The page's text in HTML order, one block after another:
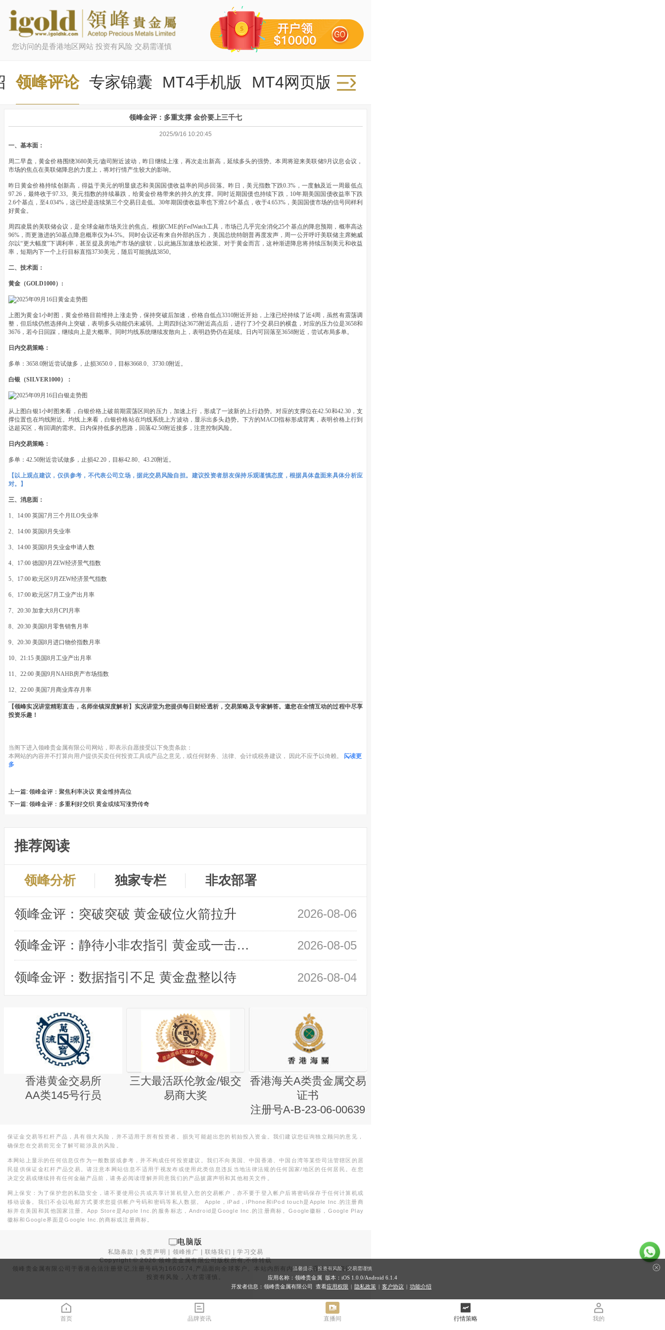
您访问的是香港地区网站 投资有风险 交易需谨慎
领峰评论 专家锦囊 MT4手机版 MT4网页版
领峰金评：多重支撑 金价要上三千七
2025/9/16 10:20:45
一、基本面：
周二早盘，黄金价格围绕3680美元/盎司附近波动，昨日继续上涨，再次走出新高，延续多头的强势。本周将迎来美联储9月议息会议，
市场的焦点在美联储降息的力度上，将对行情产生较大的影响。
昨日黄金价格持续创新高，得益于美元的明显疲态和美国国债收益率的同步回落。昨日，美元指数下跌0.3%，一度触及近一周最低点
97.26，最终收于97.33。美元指数的持续暴跌，给黄金价格带来的持久的支撑。同时近期国债也持续下跌，10年期美国国债收益率下跌
2.6个基点，至4.034%，这已经是连续第三个交易日走低。30年期国债收益率也下滑2.6个基点，收于4.653%，美国国债市场的信号同样利
好黄金。
周四凌晨的美联储会议，是全球金融市场关注的焦点。根据CME的FedWatch工具，市场已几乎完全消化25个基点的降息预期，概率高达
96%，而更激进的50基点降息概率仅为4-5%。同时会议还有来自外部的压力，美国总统特朗普再度发声，周一公开呼吁美联储主席鲍威
尔以“更大幅度”下调利率，甚至提及房地产市场的疲软，以此施压加速放松政策。对于黄金而言，这种渐进降息将持续压制美元和收益
率，短期内下一个上行目标直指3730美元，随后可能挑战3850。
二、技术面：
黄金（GOLD1000）:
上图为黄金1小时图，黄金价格目前维持上涨走势，保持突破后加速，价格自低点3310附近开始，上涨已经持续了近4周，虽然有震荡调
整，但后续仍然选择向上突破，表明多头动能仍未减弱。上周四到达3675附近高点后，进行了3个交易日的横盘，对应的压力位是3658和
3676，若今日回踩，继续向上是大概率。同时均线系统继续发散向上，表明趋势仍在延续。日内可回落至3658附近，尝试布局多单。
日内交易策略：
多单：3658.0附近尝试做多，止损3650.0，目标3668.0、3730.0附近。
白银（SILVER1000）：
从上图白银1小时图来看，白银价格上破前期震荡区间的压力，加速上行，形成了一波新的上行趋势。对应的支撑位在42.50和42.30，支
撑位置也在均线附近。均线上来看，白银价格站在均线系统上方波动，显示出多头趋势。下方的MACD指标形成背离，表明价格上行到
达超买区，有回调的需求。日内保持低多的思路，回落42.50附近接多，注意控制风险。
日内交易策略：
多单：42.50附近尝试做多，止损42.20，目标42.80、43.20附近。
【以上观点建议，仅供参考，不代表公司立场，据此交易风险自担。建议投资者朋友保持乐观谨慎态度，根据具体盘面来具体分析应
对。】
三、消息面：
1、14:00 英国7月三个月ILO失业率
2、14:00 英国8月失业率
3、14:00 英国8月失业金申请人数
4、17:00 德国9月ZEW经济景气指数
5、17:00 欧元区9月ZEW经济景气指数
6、17:00 欧元区7月工业产出月率
7、20:30 加拿大8月CPI月率
8、20:30 美国8月零售销售月率
9、20:30 美国8月进口物价指数月率
10、21:15 美国8月工业产出月率
11、22:00 美国9月NAHB房产市场指数
12、22:00 美国7月商业库存月率
【领峰实况讲堂精彩直击，名师坐镇深度解析】实况讲堂为您提供每日财经透析，交易策略及专家解答。邀您在全情互动的过程中尽享
投资乐趣！
当阁下进入领峰贵金属有限公司网站，即表示自愿接受以下免责条款：
本网站的内容并不打算向用户提供买卖任何投资工具或产品之意见，或任何财务、法律、会计或税务建议， 因此不应予以倚赖。 阅读更
多
上一篇: 领峰金评：聚焦利率决议 黄金维持高位
下一篇: 领峰金评：多重利好交织 黄金或续写涨势传奇
推荐阅读
领峰分析 独家专栏 非农部署
领峰金评：突破突破 黄金破位火箭拉升 2026-08-06
领峰金评：静待小非农指引 黄金或一击破局 2026-08-05
领峰金评：数据指引不足 黄金盘整以待 2026-08-04
香港黄金交易所
AA类145号行员
三大最活跃伦敦金/银交
易商大奖
香港海关A类贵金属交易
证书
注册号A-B-23-06-00639
保证金交易等杠杆产品，具有很大风险，并不适用于所有投资者。损失可能超出您的初始投入资金。我们建议您征询独立顾问的意见，
确保您在交易前完全了解可能涉及的风险。
本网站上显示的任何信息仅作为一般数据或参考，并不构成任何投资建议。我们不向美国、中国香港、中国台湾等某些司法管辖区的居
民提供保证金杠杆产品交易。请注意本网站信息不适用于视发布或使用此类信息违反当地法律法规的任何国家/地区的任何居民。在您
决定交易或继续持有任何金融产品前，请务必阅读理解并同意我们的产品披露声明和其他相关文件。
网上保安：为了保护您的私隐安全，请不要使用公共或共享计算机登入您的交易帐户，亦不要于登入帐户后将密码保存于任何计算机或
移动设备。我们不会以电邮方式要求您提供帐户号码和密码等私人数据。 Apple，iPad，iPhone和iPod touch是Apple Inc.的注册商
标并在美国和其他国家注册。App Store是Apple Inc.的服务标志，Android是Google Inc.的注册商标。Google徽标，Google Play
徽标和Google界面是Google Inc.的商标或注册商标。
电脑版
私隐条款 |免责声明 领峰推广 |联络我们 |学习交易
Copyright ©2026领峰贵金属有限公司版权所有,不得转载
领峰贵金属有限公司于 香港合法注册登记 ,注册号码为1660574,产品面向全球客户。本站内所有内容均为香港地区资讯。
投资有风险，入市需谨慎。
首页 品牌资讯 直播间 行情策略 我的
温馨提示：投资有风险，交易需谨慎
应用名称：领峰贵金属 版本：iOS 1.0.0/Android 6.1.4
开发者信息：领峰贵金属有限公司 查看应用权限 | 隐私政策 | 客户协议 | 功能介绍